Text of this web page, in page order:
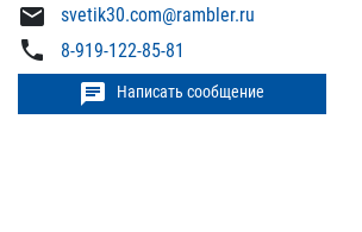
mail svetik30.com@rambler.ru
phone 8-919-122-85-81
chat Написать сообщение